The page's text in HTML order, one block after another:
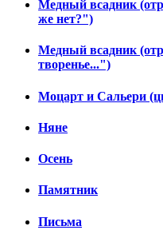
Медный всадник
же нет?")
Медный всадник
творенье...")
Моцарт и Сальери
Няне
Осень
Памятник
Письма